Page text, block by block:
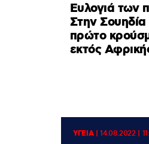
Eυλογιά των
Στην Σουηδία
πρώτο
εκτός
ΥΓΕΙΑ|14.08.2022 |